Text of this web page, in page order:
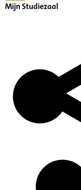
Mijn Studiezaal